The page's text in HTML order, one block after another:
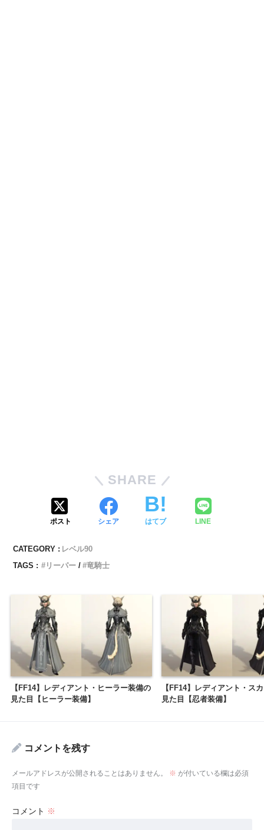
SHARE
ポスト シェア はてブ LINE
CATEGORY : レベル90
TAGS :
リーパー 竜騎士
【FF14】レディアント・ヒーラー装備の
見た目【ヒーラー装備】
【FF14】レディアント・ス
見た目【忍者装備】
コメントを残す
メールアドレスが公開されることはありません。 ※ が付いている欄は必須
項目です
コメント ※